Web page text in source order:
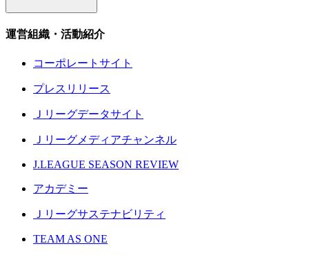
運営組織・活動紹介
コーポレートサイト
プレスリリース
Ｊリーグデータサイト
Ｊリーグメディアチャンネル
J.LEAGUE SEASON REVIEW
アカデミー
Ｊリーグサステナビリティ
TEAM AS ONE